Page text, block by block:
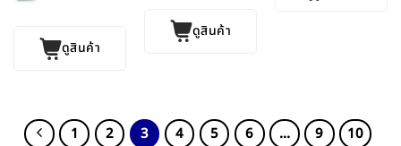
ดูสินค้า
ดูสินค้า
1 2 3 4 5 6 … 9
10